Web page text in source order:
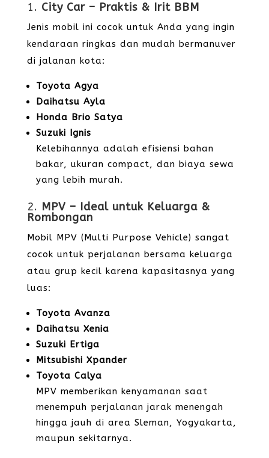
1. City Car – Praktis & Irit BBM
Jenis mobil ini cocok untuk Anda yang ingin
kendaraan ringkas dan mudah bermanuver
di jalanan kota:
Toyota Agya
Daihatsu Ayla
Honda Brio Satya
Suzuki Ignis
Kelebihannya adalah efisiensi bahan
bakar, ukuran compact, dan biaya sewa
yang lebih murah.
2. MPV – Ideal untuk Keluarga &
Rombongan
Mobil MPV (Multi Purpose Vehicle) sangat
cocok untuk perjalanan bersama keluarga
atau grup kecil karena kapasitasnya yang
luas:
Toyota Avanza
Daihatsu Xenia
Suzuki Ertiga
Mitsubishi Xpander
Toyota Calya
MPV memberikan kenyamanan saat
menempuh perjalanan jarak menengah
hingga jauh di area Sleman, Yogyakarta,
maupun sekitarnya.